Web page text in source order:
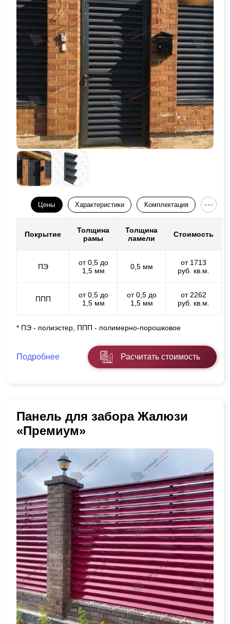
Цены Характеристики Комплектация
Покрытие
Толщина
рамы
Толщина
ламели
Стоимость
ПЭ
от 0,5 до
1,5 мм
0,5 мм
от 1713
руб. кв.м.
ППП
от 0,5 до
1,5 мм
от 0,5 до
1,5 мм
от 2262
руб. кв.м.
* ПЭ - полиэстер, ППП - полимерно-порошковое
Подробнее Расчитать стоимость
Панель для забора Жалюзи
«Премиум»